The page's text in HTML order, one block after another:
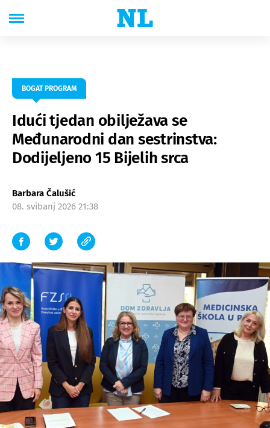
BOGAT PROGRAM
Idući tjedan obilježava se
Međunarodni dan sestrinstva:
Dodijeljeno 15 Bijelih srca
Barbara Čalušić
08. svibanj 2026 21:38